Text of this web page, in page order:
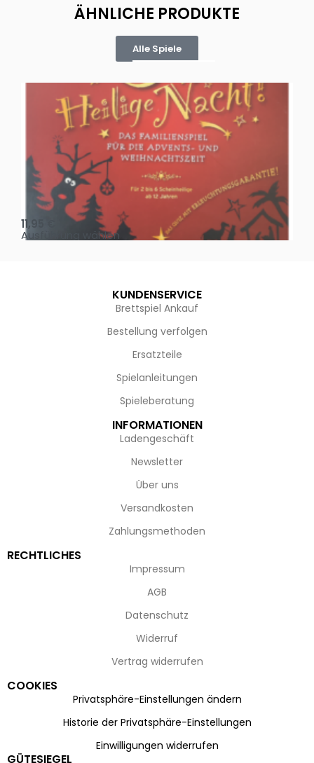
ÄHNLICHE PRODUKTE
Alle Spiele
Oh, heilige Nacht!
11,95
Ausführung wählen
KUNDENSERVICE
Brettspiel Ankauf
Bestellung verfolgen
Ersatzteile
Spielanleitungen
Spieleberatung
INFORMATIONEN
Ladengeschäft
Newsletter
Über uns
Versandkosten
Zahlungsmethoden
RECHTLICHES
Impressum
AGB
Datenschutz
Widerruf
Vertrag widerrufen
COOKIES
Privatsphäre-Einstellungen ändern
Historie der Privatsphäre-Einstellungen
Einwilligungen widerrufen
GÜTESIEGEL